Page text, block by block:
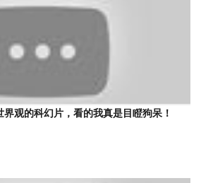
界观的科幻片，看的我真是目瞪狗呆！